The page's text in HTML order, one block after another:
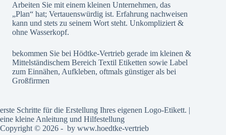
Arbeiten Sie mit einem kleinen Unternehmen, das
„Plan“ hat; Vertauenswürdig ist. Erfahrung nachweisen
kann und stets zu seinem Wort steht. Unkompliziert &
ohne Wasserkopf.
bekommen Sie bei Hödtke-Vertrieb gerade im kleinen &
Mittelständischem Bereich Textil Etiketten sowie Label
zum Einnähen, Aufkleben, oftmals günstiger als bei
Großfirmen
erste Schritte für die Erstellung Ihres eigenen Logo-Etikett. |
eine kleine Anleitung und Hilfestellung
Copyright © 2026 - by www.hoedtke-vertrieb